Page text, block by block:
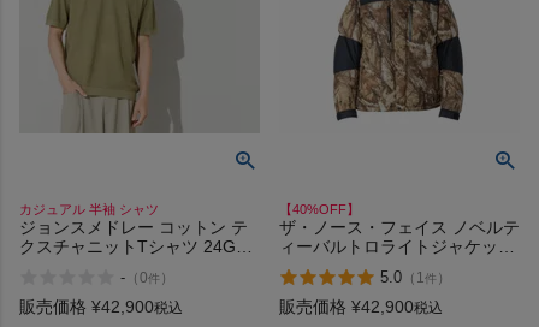
カジュアル 半袖 シャツ
ジョンスメドレー コットン テ
クスチャニットTシャツ 24G
- （0件 ）
販売価格 ¥42,900税込
【40%OFF】
ザ・ノース・フェイス ノベルテ
ィーバルトロライトジャケット
THE NORTH FACE NV Baltro
Light Jacket アウトレット セー
ル
5.0 （ 1件 ）
販売価格 ¥42,900税込